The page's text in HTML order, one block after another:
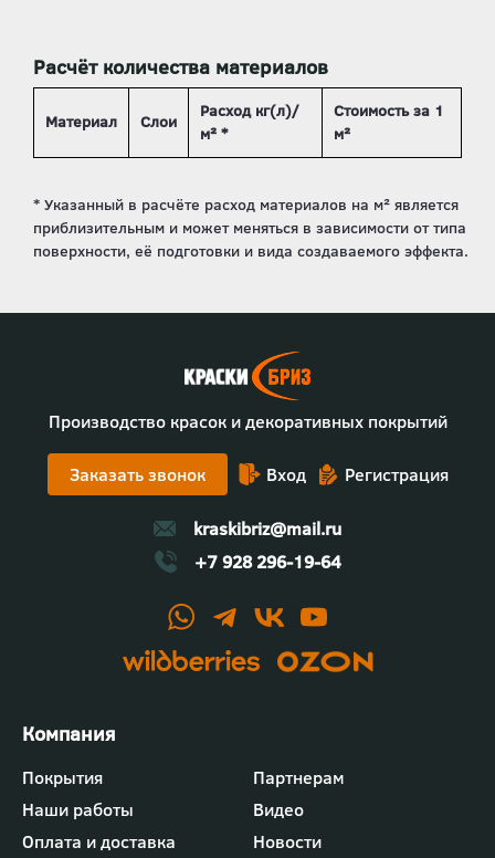
Расчёт количества материалов
Материал Слои
Расход кг(л)/
м² *
Стоимость за 1
м²
Производство красок и декоративных покрытий
Заказать звонок Вход Регистрация
kraskibriz@mail.ru
+7 928 296-19-64
Футер
-
меню
"Компания"
Покрытия
Партнерам
Наши работы
Видео
Оплата и доставка
Новости